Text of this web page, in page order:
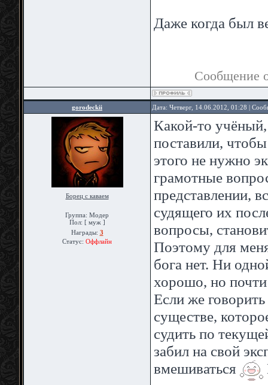
Даже когда был
Сообщение
gorodeckii Дата: Четверг, 14.06.2012, 01:28 |
Борец с каваем
Группа: Модер
Пол: [ муж ]
Награды: 3
Статус: Оффлайн
Какой-то
поставили,
этого не нужно
грамотные
представлении,
судящего их
вопросы,
Поэтому для
бога нет. Ни
хорошо, но почти
Если же
существе,
судить по
забил на свой
вмешиваться